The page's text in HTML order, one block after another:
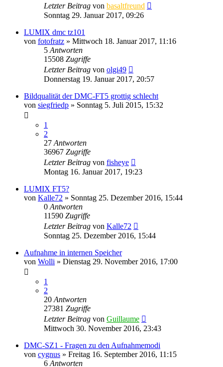
Letzter Beitrag von basaltfreund
Sonntag 29. Januar 2017, 09:26
LUMIX dmc tz101
von fotofratz » Mittwoch 18. Januar 2017, 11:16
5 Antworten
15508 Zugriffe
Letzter Beitrag von olgi49
Donnerstag 19. Januar 2017, 20:57
Bildqualität der DMC-FT5 grottig schlecht
von siegfriedp » Sonntag 5. Juli 2015, 15:32
1
2
27 Antworten
36967 Zugriffe
Letzter Beitrag von fisheye
Montag 16. Januar 2017, 19:23
LUMIX FT5?
von Kalle72 » Sonntag 25. Dezember 2016, 15:44
0 Antworten
11590 Zugriffe
Letzter Beitrag von Kalle72
Sonntag 25. Dezember 2016, 15:44
Aufnahme in internen Speicher
von Wolli » Dienstag 29. November 2016, 17:00
1
2
20 Antworten
27381 Zugriffe
Letzter Beitrag von Guillaume
Mittwoch 30. November 2016, 23:43
DMC-SZ1 - Fragen zu den Aufnahmemodi
von cygnus » Freitag 16. September 2016, 11:15
6 Antworten